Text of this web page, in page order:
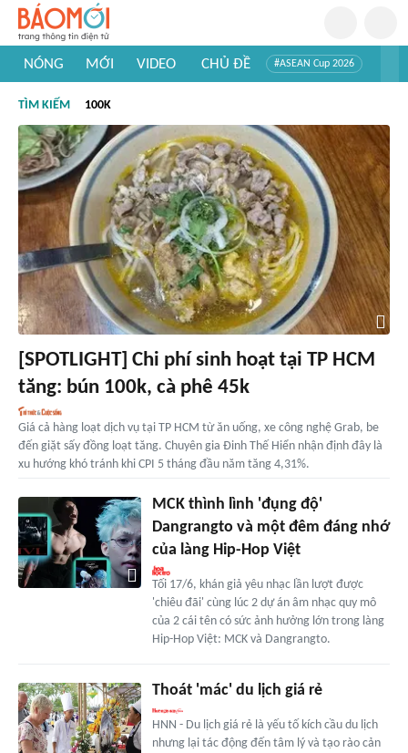
NÓNG MỚI VIDEO CHỦ ĐỀ #ASEAN Cup 2026
#Khám phá thế giới
TÌM KIẾM 100K
[SPOTLIGHT] Chi phí sinh hoạt tại TP HCM
tăng: bún 100k, cà phê 45k
Giá cả hàng loạt dịch vụ tại TP HCM từ ăn uống, xe công nghệ Grab, be
đến giặt sấy đồng loạt tăng. Chuyên gia Đinh Thế Hiển nhận định đây là
xu hướng khó tránh khi CPI 5 tháng đầu năm tăng 4,31%.
MCK thình lình 'đụng độ'
Dangrangto và một đêm đáng nhớ
của làng Hip-Hop Việt
Tối 17/6, khán giả yêu nhạc lần lượt được
'chiêu đãi' cùng lúc 2 dự án âm nhạc quy mô
của 2 cái tên có sức ảnh hưởng lớn trong làng
Hip-Hop Việt: MCK và Dangrangto.
Thoát 'mác' du lịch giá rẻ
HNN - Du lịch giá rẻ là yếu tố kích cầu du lịch
nhưng lại tác động đến tâm lý và tạo rào cản